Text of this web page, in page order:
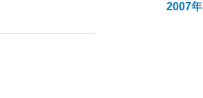
2007年